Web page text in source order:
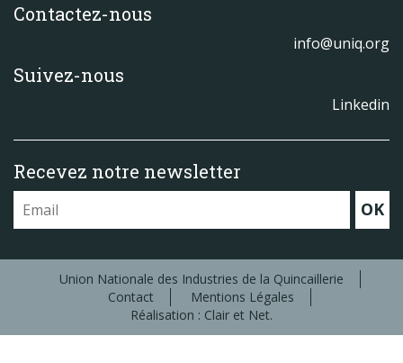
Contactez-nous
info@uniq.org
Suivez-nous
Linkedin
Recevez notre newsletter
OK
Union Nationale des Industries de la Quincaillerie
Contact
Mentions Légales
Réalisation : Clair et Net.